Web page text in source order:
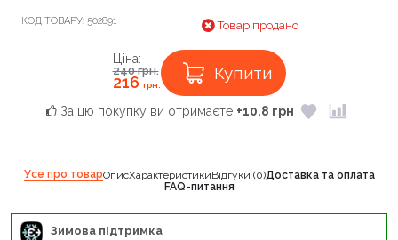
КОД ТОВАРУ: 502891 Товар продано
Ціна:
240грн.
216грн.
Купити
За цю покупку ви отримаєте +10.8 грн
Усе про товарОписХарактеристикиВідгуки (0)Доставка та оплата
FAQ-питання
Зимова підтримка